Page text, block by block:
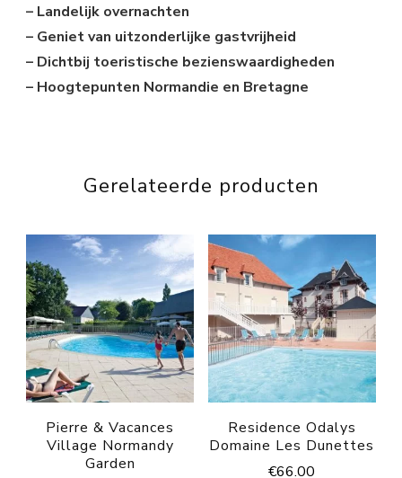
– Landelijk overnachten
– Geniet van uitzonderlijke gastvrijheid
– Dichtbij toeristische bezienswaardigheden
– Hoogtepunten Normandie en Bretagne
Gerelateerde producten
Pierre & Vacances
Village Normandy
Garden
Residence Odalys
Domaine Les Dunettes
€66.00